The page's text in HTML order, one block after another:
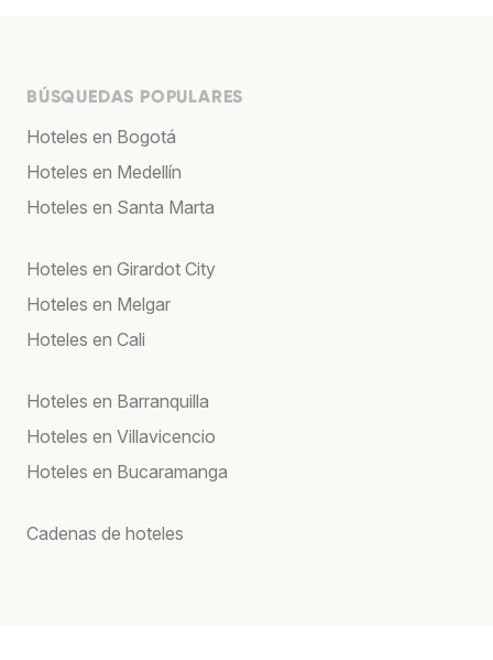
BÚSQUEDAS POPULARES
Hoteles en Bogotá
Hoteles en Medellín
Hoteles en Santa Marta
Hoteles en Girardot City
Hoteles en Melgar
Hoteles en Cali
Hoteles en Barranquilla
Hoteles en Villavicencio
Hoteles en Bucaramanga
Cadenas de hoteles